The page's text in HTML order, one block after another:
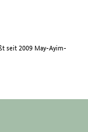
seit 2009 May-Ayim-